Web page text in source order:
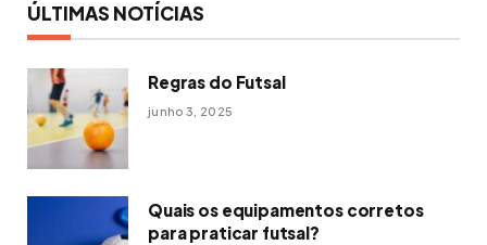
ÚLTIMAS NOTÍCIAS
Regras do Futsal
junho 3, 2025
Quais os equipamentos corretos
para praticar futsal?